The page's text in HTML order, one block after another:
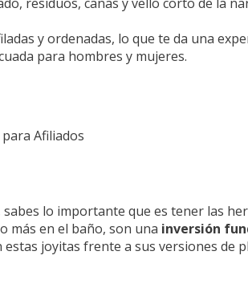
y ordenadas, lo que te da una
para hombres y mujeres.
Afiliados
lo importante que es tener las
más en el baño, son una inversión
joyitas frente a sus versiones de